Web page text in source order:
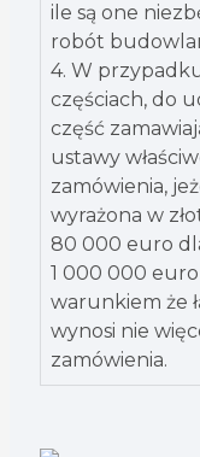
ile są one
robót
4. W
częściach, do
część
ustawy
zamówienia,
wyrażona w
80 000 euro
1 000 000
warunkiem że
wynosi nie
zamówienia.